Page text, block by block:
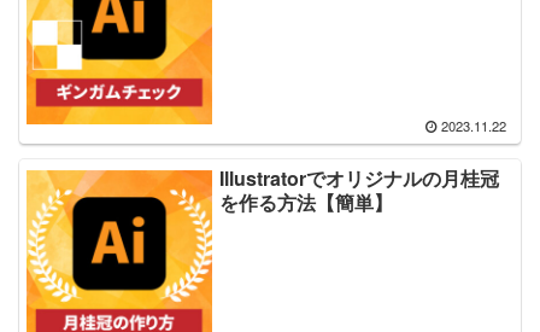
2023.11.22
Illustratorでオリジナルの月桂冠
を作る方法【簡単】